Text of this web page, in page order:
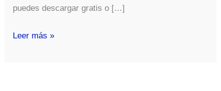
puedes descargar gratis o […]
146
Leer más »